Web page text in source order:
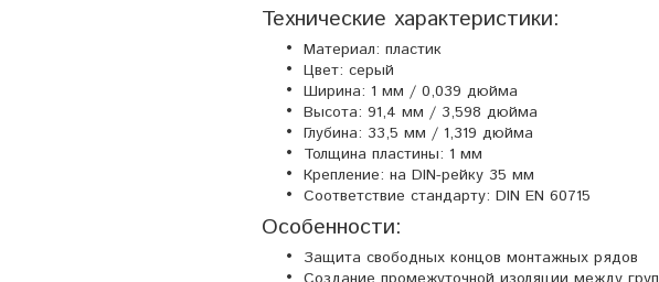
Технические характеристики:
Материал: пластик
Цвет: серый
Ширина: 1 мм / 0,039 дюйма
Высота: 91,4 мм / 3,598 дюйма
Глубина: 33,5 мм / 1,319 дюйма
Толщина пластины: 1 мм
Крепление: на DIN-рейку 35 мм
Соответствие стандарту: DIN EN 60715
Особенности:
Защита свободных концов монтажных рядов